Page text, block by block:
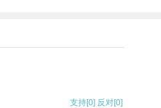
支持[0] 反对[0]